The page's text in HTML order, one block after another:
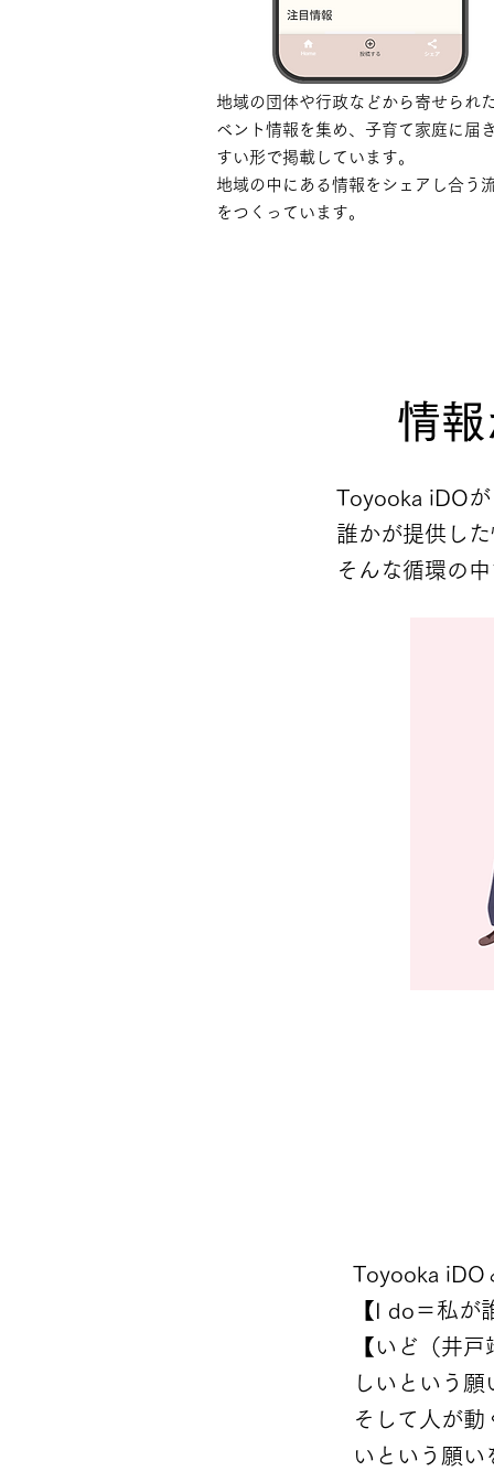
地域の団体や行政などから寄せられ
ベント情報を集め、子育て家庭に届
すい形で掲載しています。
地域の中にある情報をシェアし合う
をつくっています。
情
Toyooka iDO
誰かが提供し
そんな循環の
Toyooka iDO
【I do＝私が
【いど（井
しいという願
そして人が
いという願い